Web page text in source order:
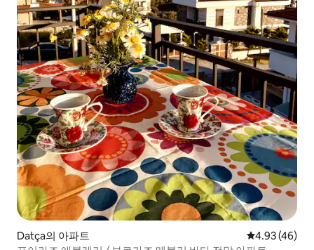
Datça의 아파트 평점 4.93점(5
4.93 (46)